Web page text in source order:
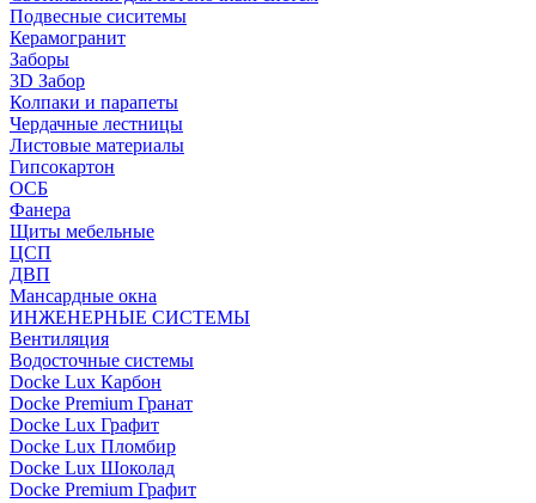
Подвесные сиситемы
Керамогранит
Заборы
3D Забор
Колпаки и парапеты
Чердачные лестницы
Листовые материалы
Гипсокартон
ОСБ
Фанера
Щиты мебельные
ЦСП
ДВП
Мансардные окна
ИНЖЕНЕРНЫЕ СИСТЕМЫ
Вентиляция
Водосточные системы
Docke Lux Карбон
Docke Premium Гранат
Docke Lux Графит
Docke Lux Пломбир
Docke Lux Шоколад
Docke Premium Графит